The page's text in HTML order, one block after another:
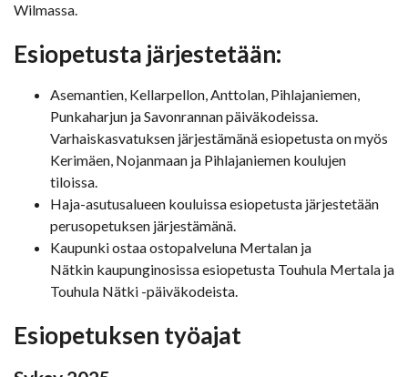
Wilmassa.
Esiopetusta järjestetään:
Asemantien, Kellarpellon, Anttolan, Pihlajaniemen,
Punkaharjun ja Savonrannan päiväkodeissa.
Varhaiskasvatuksen järjestämänä esiopetusta on myös
Kerimäen, Nojanmaan ja Pihlajaniemen koulujen
tiloissa.
Haja-asutusalueen kouluissa esiopetusta järjestetään
perusopetuksen järjestämänä.
Kaupunki ostaa ostopalveluna Mertalan ja
Nätkin kaupunginosissa esiopetusta Touhula Mertala ja
Touhula Nätki -päiväkodeista.
Esiopetuksen työajat